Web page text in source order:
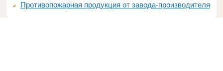
Противопожарная продукция от завода-производителя